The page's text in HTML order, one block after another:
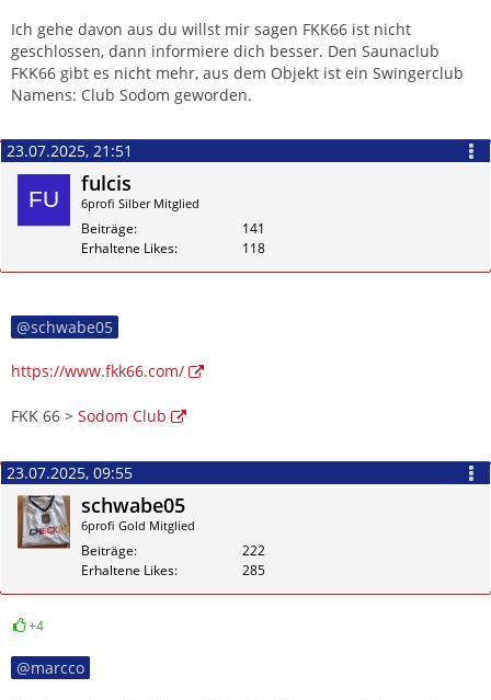
Ich gehe davon aus du willst mir sagen FKK66 ist nicht
geschlossen, dann informiere dich besser. Den Saunaclub
FKK66 gibt es nicht mehr, aus dem Objekt ist ein Swingerclub
Namens: Club Sodom geworden.
23.07.2025, 21:51
fulcis
6profi Silber Mitglied
Beiträge
141
Erhaltene Likes
118
schwabe05
https://www.fkk66.com/
FKK 66 > Sodom Club
23.07.2025, 09:55
schwabe05
6profi Gold Mitglied
Beiträge
222
Erhaltene Likes
285
+4
marcco